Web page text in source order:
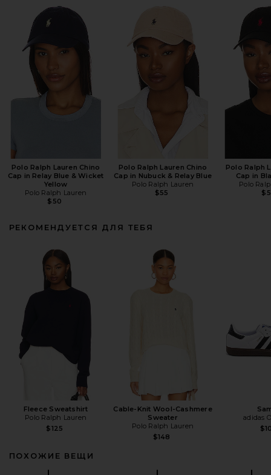
Polo Ralph Lauren Chino
Cap in Relay Blue & Wicket
Yellow
Polo Ralph Lauren
$50
Polo Ralph Lauren Chino
Cap in Nubuck & Relay Blue
Polo Ralph Lauren
$55
Polo Ralph
Cap in
Polo
РЕКОМЕНДУЕТСЯ ДЛЯ ТЕБЯ
Fleece Sweatshirt
Polo Ralph Lauren
$125
Cable-Knit Wool-Cashmere
Sweater
Polo Ralph Lauren
$148
adidas
ПОХОЖИЕ ВЕЩИ